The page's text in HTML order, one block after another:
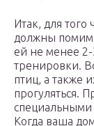
Итак, для
должны
ей не менее 2-
тренировки.
птиц, а также
прогуляться.
Когда ваша